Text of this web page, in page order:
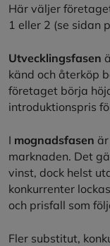
Här väljer
1 eller 2 (se sidan
Utvecklingsfasen
känd och återköp
företaget börja
introduktionspris
I mognadsfasen
marknaden. Det
vinst, dock helst
konkurrenter
och prisfall som
Fler substitut,